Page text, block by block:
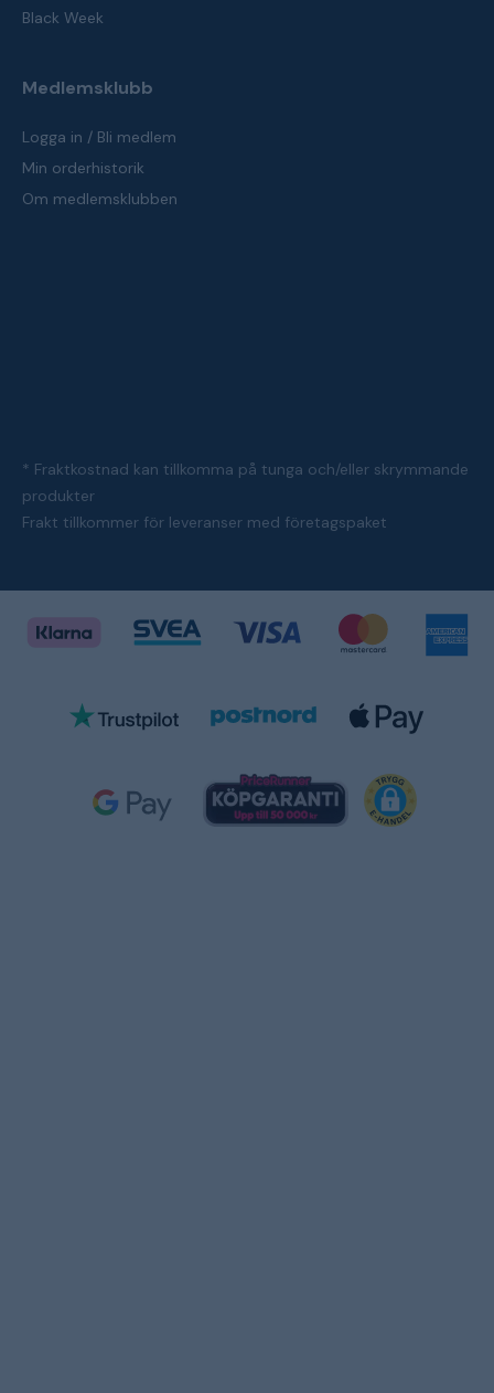
Black Week
Medlemsklubb
Logga in / Bli medlem
Min orderhistorik
Om medlemsklubben
* Fraktkostnad kan tillkomma på tunga och/eller skrymmande
produkter
Frakt tillkommer för leveranser med företagspaket